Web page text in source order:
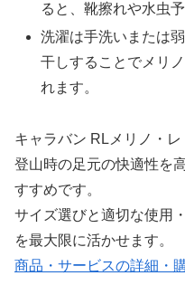
ると、靴擦れや水虫
洗濯は手洗いまたは
干しすることでメリ
れます。
キャラバン RLメリノ・レ
登山時の足元の快適性を
すすめです。
サイズ選びと適切な使用
を最大限に活かせます。
商品・サービスの詳細・